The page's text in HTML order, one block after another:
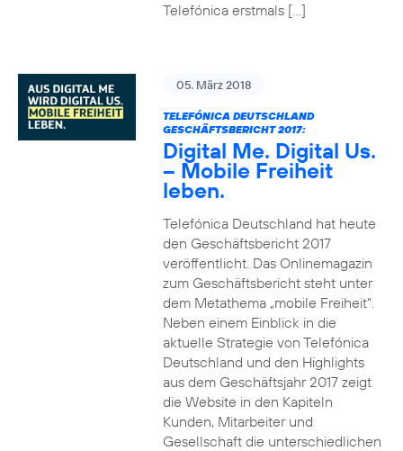
Telefónica erstmals […]
05. März 2018
TELEFÓNICA DEUTSCHLAND
GESCHÄFTSBERICHT 2017:
Digital Me. Digital Us.
– Mobile Freiheit
leben.
Telefónica Deutschland hat heute
den Geschäftsbericht 2017
veröffentlicht. Das Onlinemagazin
zum Geschäftsbericht steht unter
dem Metathema „mobile Freiheit“.
Neben einem Einblick in die
aktuelle Strategie von Telefónica
Deutschland und den Highlights
aus dem Geschäftsjahr 2017 zeigt
die Website in den Kapiteln
Kunden, Mitarbeiter und
Gesellschaft die unterschiedlichen